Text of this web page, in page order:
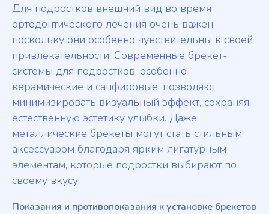
Для подростков внешний вид во время
ортодонтического лечения очень важен,
поскольку они особенно чувствительны к своей
привлекательности. Современные брекет-
системы для подростков, особенно
керамические и сапфировые, позволяют
минимизировать визуальный эффект, сохраняя
естественную эстетику улыбки. Даже
металлические брекеты могут стать стильным
аксессуаром благодаря ярким лигатурным
элементам, которые подростки выбирают по
своему вкусу.
Показания и противопоказания к установке брекетов